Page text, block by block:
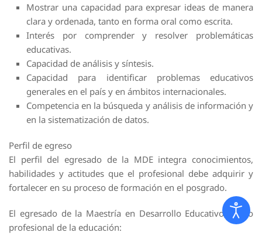
Mostrar una capacidad para expresar ideas de manera
clara y ordenada, tanto en forma oral como escrita.
Interés por comprender y resolver problemáticas
educativas.
Capacidad de análisis y síntesis.
Capacidad para identificar problemas educativos
generales en el país y en ámbitos internacionales.
Competencia en la búsqueda y análisis de información y
en la sistematización de datos.
Perfil de egreso
El perfil del egresado de la MDE integra conocimientos,
habilidades y actitudes que el profesional debe adquirir y
fortalecer en su proceso de formación en el posgrado.
El egresado de la Maestría en Desarrollo Educativo, como
profesional de la educación: